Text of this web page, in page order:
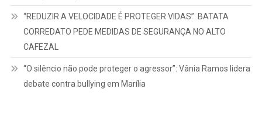
“REDUZIR A VELOCIDADE É PROTEGER VIDAS”: BATATA
CORREDATO PEDE MEDIDAS DE SEGURANÇA NO ALTO
CAFEZAL
“O silêncio não pode proteger o agressor”: Vânia Ramos lidera
debate contra bullying em Marília